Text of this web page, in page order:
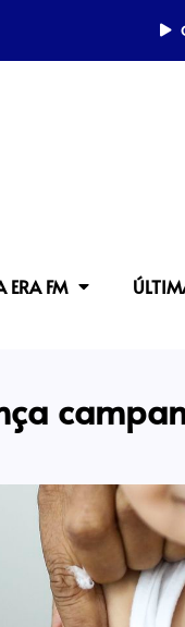
ERA FM